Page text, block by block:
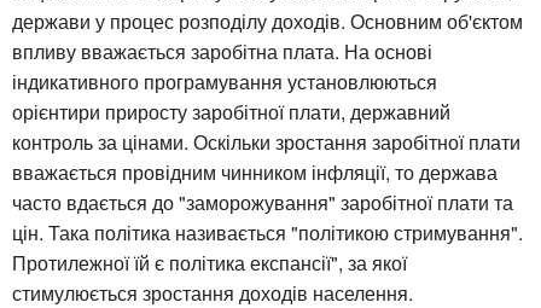
держави у процес розподілу доходів. Основним об'єктом
впливу вважається заробітна плата. На основі
індикативного програмування установлюються
орієнтири приросту заробітної плати, державний
контроль за цінами. Оскільки зростання заробітної плати
вважається провідним чинником інфляції, то держава
часто вдається до "заморожування" заробітної плати та
цін. Така політика називається "політикою стримування".
Протилежної їй є політика експансії", за якої
стимулюється зростання доходів населення.